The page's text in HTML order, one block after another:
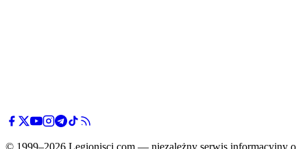
© 1999–2026 Legionisci.com — niezależny serwis informacyjny o